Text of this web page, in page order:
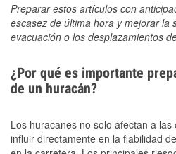
Preparar estos artículos con
escasez de última hora y mejorar la
evacuación o los desplazamientos
¿Por qué es importante
de un huracán?
Los huracanes no solo afectan a
influir directamente en la fiabilidad